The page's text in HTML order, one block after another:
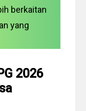
berkaitan
yang
2026